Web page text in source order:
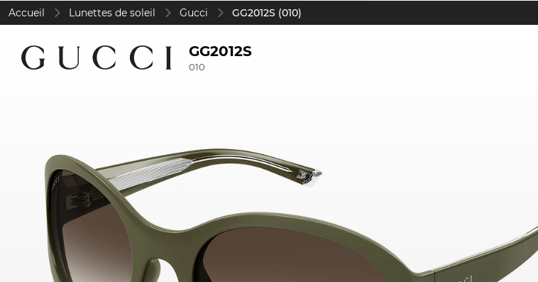
Accueil Lunettes de soleil Gucci GG2012S (010)
GG2012S
010